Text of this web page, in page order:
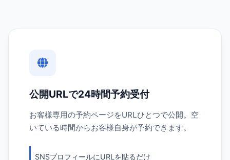
公開URLで24時間予約受付
お客様専用の予約ページをURLひとつで公開。空
いている時間からお客様自身が予約できます。
SNSプロフィールにURLを貼るだけ